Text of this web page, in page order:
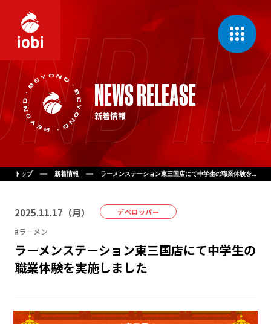
CONCEPT 私たちの理念
MESSAGE 代表挨拶
COMPANY会社案内
BUSINESS事業一覧
NEWS新着情報
INTERNSHIPインターン
NEWS RELEASE
新着情報
トップ 新着情報 ラーメンステーション東三国店にて中学生の職業体験を実施しました
2025.11.17 （月） デベロッパー
#ラーメン
ラーメンステーション東三国店にて中学生の
職業体験を実施しました